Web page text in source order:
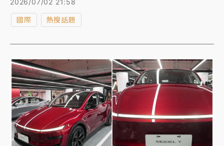
一度下滑逾3%。
2026/07/02 21:58
國際 熱搜話題